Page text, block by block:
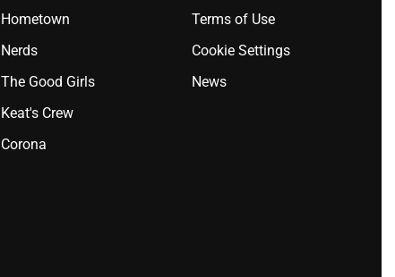
Hometown
Nerds
The Good Girls
Keat's Crew
Corona
Terms of Use
Cookie Settings
News